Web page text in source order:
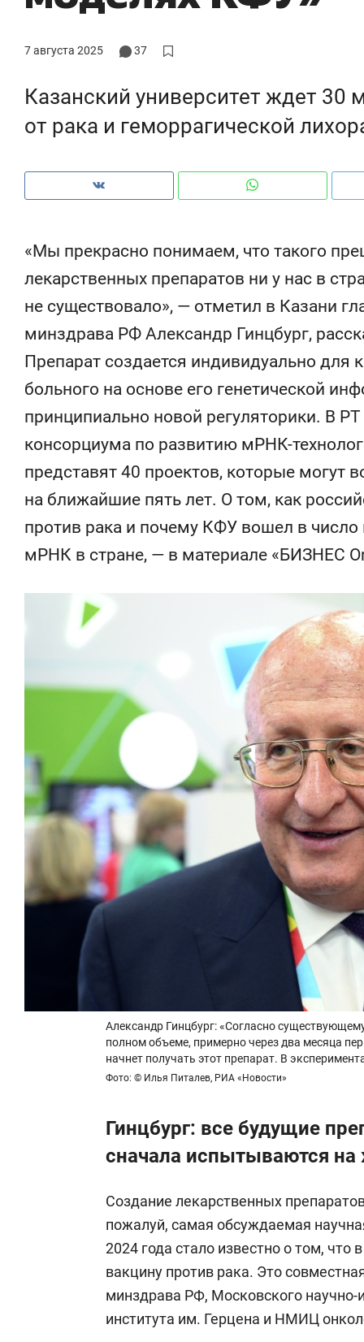
7 августа 2025 37
Казанский университет ждет 30
от рака и геморрагической
«Мы прекрасно понимаем, что такого
лекарственных препаратов ни у нас в
не существовало», — отметил в Казани
минздрава РФ Александр Гинцбург,
Препарат создается индивидуально для
больного на основе его генетической
принципиально новой регуляторики. В
консорциума по развитию мРНК-
представят 40 проектов, которые могут
на ближайшие пять лет. О том, как
против рака и почему КФУ вошел в
мРНК в стране, — в материале «БИЗНЕС
Александр Гинцбург: «Согласно
полном объеме, примерно через два месяца
начнет получать этот препарат. В
Фото: © Илья Питалев, РИА «Новости»
Гинцбург: все будущие
сначала испытываются
Создание лекарственных
пожалуй, самая обсуждаемая
2024 года стало известно о том, что
вакцину против рака. Это
минздрава РФ, Московского научно-
института им. Герцена и НМИЦ
почему надо знать аксакалов и
и ВТБ
жилого
ID вместо ключа: какой будет
безопасность в ЖК «Нова»